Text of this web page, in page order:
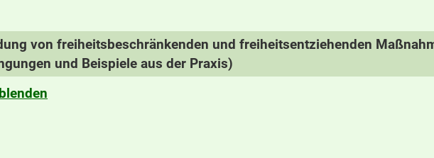
von freiheitsbeschränkenden und freiheitsentziehenden
und Beispiele aus der Praxis)